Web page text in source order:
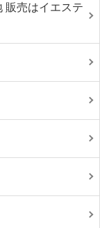
販売はイエステ